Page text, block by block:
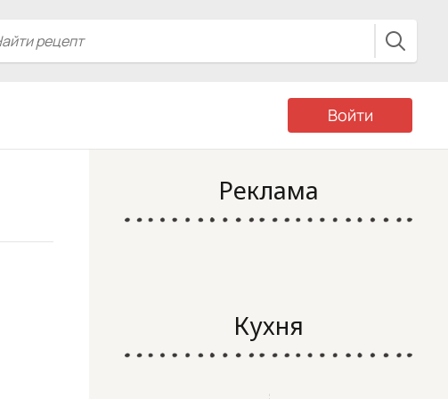
Войти
Реклама
Кухня